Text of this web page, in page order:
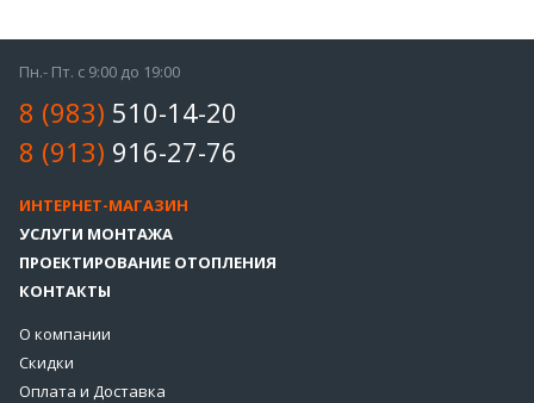
Пн.- Пт. с 9:00 до 19:00
8 (983) 510-14-20
8 (913) 916-27-76
ИНТЕРНЕТ-МАГАЗИН
УСЛУГИ МОНТАЖА
ПРОЕКТИРОВАНИЕ ОТОПЛЕНИЯ
КОНТАКТЫ
О компании
Скидки
Оплата и Доставка